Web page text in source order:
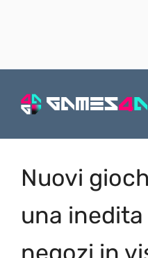
Nuovi
una